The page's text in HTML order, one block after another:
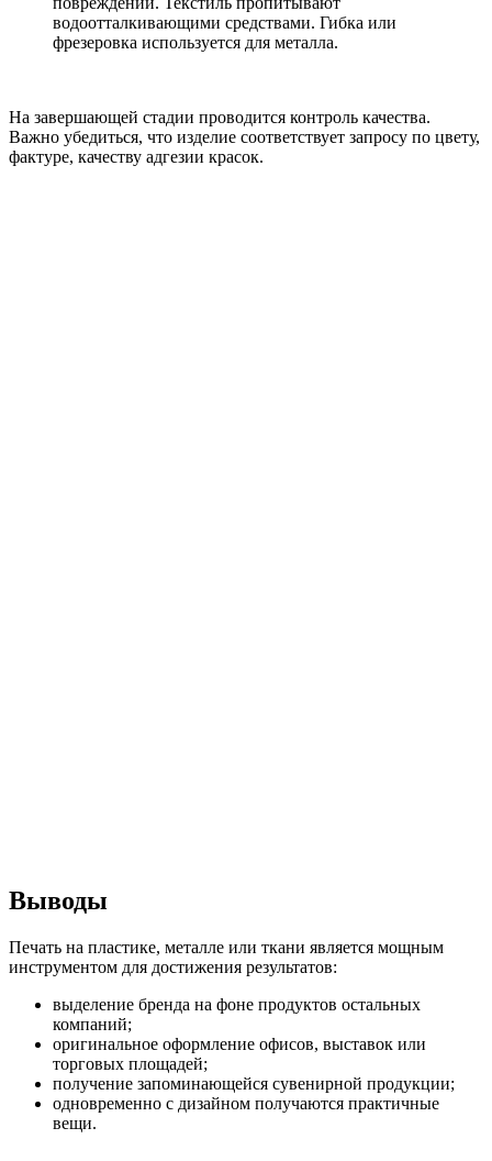
водоотталкивающими средствами. Гибка или
фрезеровка используется для металла.
На завершающей стадии проводится контроль качества.
Важно убедиться, что изделие соответствует запросу по цвету,
фактуре, качеству адгезии красок.
Выводы
Печать на пластике, металле или ткани является мощным
инструментом для достижения результатов:
выделение бренда на фоне продуктов остальных
компаний;
оригинальное оформление офисов, выставок или
торговых площадей;
получение запоминающейся сувенирной продукции;
одновременно с дизайном получаются практичные
вещи.